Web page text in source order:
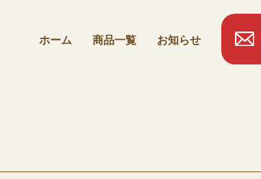
ホーム 商品⼀覧 お知らせ